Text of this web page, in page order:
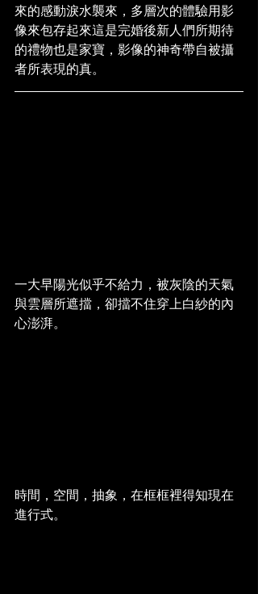
來的感動淚水襲來，多層次的體驗用影
像來包存起來這是完婚後新人們所期待
的禮物也是家寶，影像的神奇帶自被攝
者所表現的真。
一大早陽光似乎不給力，被灰陰的天氣
與雲層所遮擋，卻擋不住穿上白紗的內
心澎湃。
時間，空間，抽象，在框框裡得知現在
進行式。